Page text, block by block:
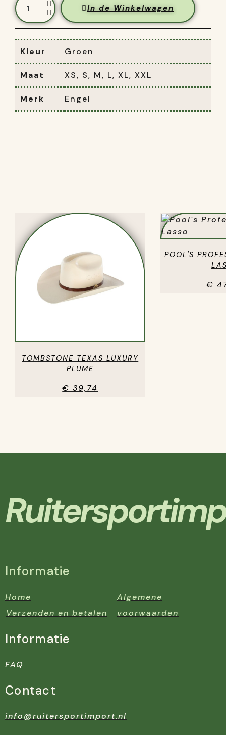
In de Winkelwagen
Kleur Groen
Maat XS, S, M, L, XL, XXL
Merk Engel
TOMBSTONE TEXAS LUXURY
PLUME
€ 39,74
POOL'S
€
Informatie
Home
Verzenden en betalen
Algemene
voorwaarden
Informatie
FAQ
Contact
info@ruitersportimport.nl